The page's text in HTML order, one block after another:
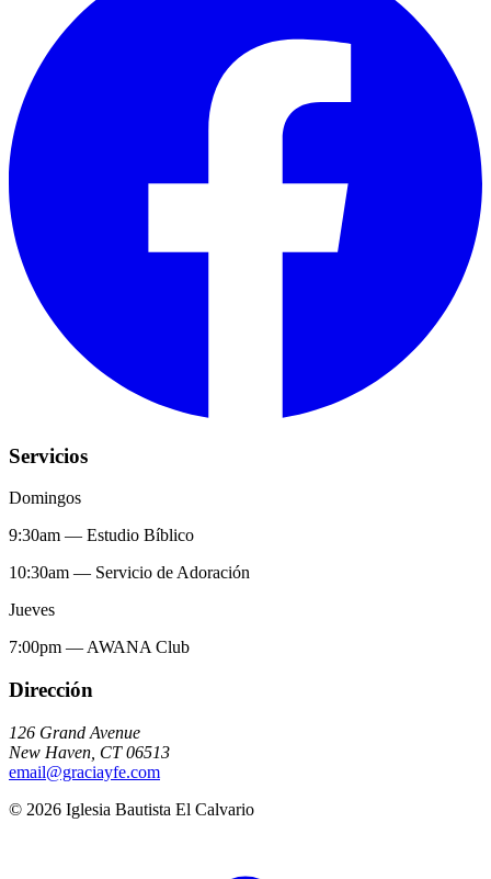
Servicios
Domingos
9:30am — Estudio Bíblico
10:30am — Servicio de Adoración
Jueves
7:00pm — AWANA Club
Dirección
126 Grand Avenue
New Haven CT 06513
email@graciayfe.com
© 2026 Iglesia Bautista El Calvario